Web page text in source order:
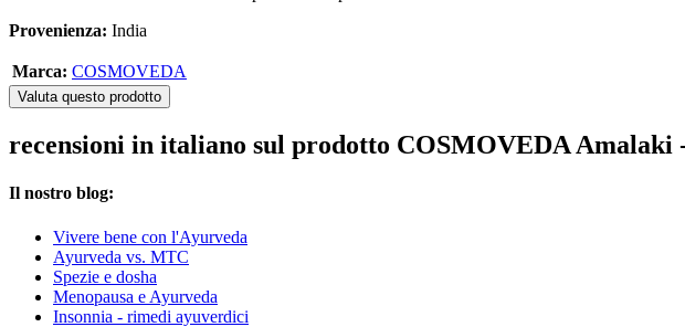
Provenienza: India
Marca: COSMOVEDA
Valuta questo prodotto
recensioni in italiano sul prodotto COSMOVEDA
Il nostro blog:
Vivere bene con l'Ayurveda
Ayurveda vs. MTC
Spezie e dosha
Menopausa e Ayurveda
Insonnia - rimedi ayuverdici